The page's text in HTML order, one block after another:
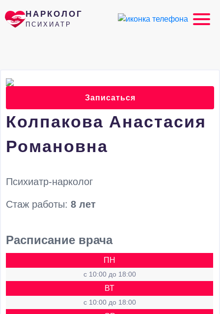
НАРКОЛОГ
ПСИХИАТР
Записаться
Колпакова Анастасия
Романовна
Психиатр-нарколог
Стаж работы: 8 лет
Расписание врача
ПН
c 10:00 до 18:00
ВТ
c 10:00 до 18:00